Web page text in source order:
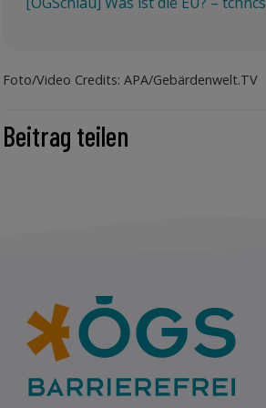
Foto/Video Credits: APA/Gebärdenwelt.TV
Beitrag teilen